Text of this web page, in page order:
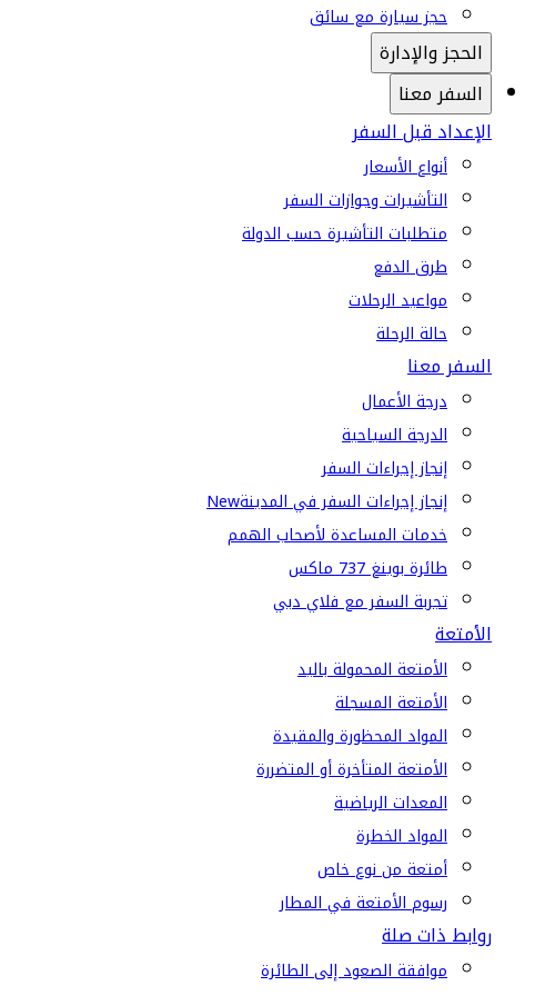
حجز سيارة مع سائق
الحجز والإدارة
السفر معنا
الإعداد قبل السفر
أنواع الأسعار
التأشيرات وجوازات السفر
متطلبات التأشيرة حسب الدولة
طرق الدفع
مواعيد الرحلات
حالة الرحلة
السفر معنا
درجة الأعمال
الدرجة السياحية
إنجاز إجراءات السفر
إنجاز إجراءات السفر في المدينةNew
خدمات المساعدة لأصحاب الهمم
طائرة بوينغ 737 ماكس
تجربة السفر مع فلاي دبي
الأمتعة
الأمتعة المحمولة باليد
الأمتعة المسجلة
المواد المحظورة والمقيدة
الأمتعة المتأخرة أو المتضررة
المعدات الرياضية
المواد الخطرة
أمتعة من نوع خاص
رسوم الأمتعة في المطار
روابط ذات صلة
موافقة الصعود إلى الطائرة